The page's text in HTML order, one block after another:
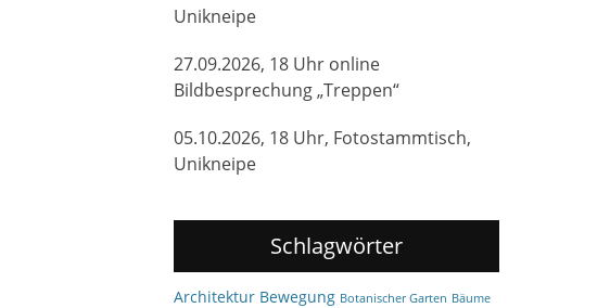
Unikneipe
27.09.2026, 18 Uhr online
Bildbesprechung „Treppen“
05.10.2026, 18 Uhr, Fotostammtisch,
Unikneipe
Schlagwörter
Architektur Bewegung Botanischer Garten Bäume